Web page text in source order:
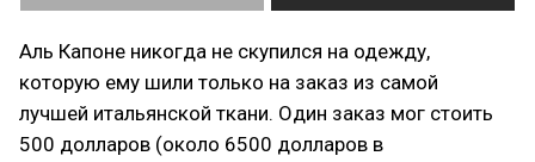
Аль Капоне никогда не скупился на одежду,
которую ему шили только на заказ из самой
лучшей итальянской ткани. Один заказ мог стоить
500 долларов (около 6500 долларов в